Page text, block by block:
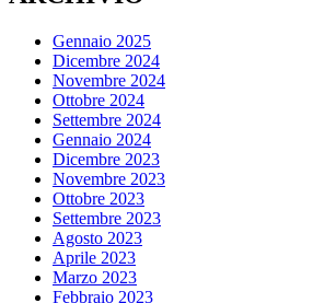
Gennaio 2025
Dicembre 2024
Novembre 2024
Ottobre 2024
Settembre 2024
Gennaio 2024
Dicembre 2023
Novembre 2023
Ottobre 2023
Settembre 2023
Agosto 2023
Aprile 2023
Marzo 2023
Febbraio 2023